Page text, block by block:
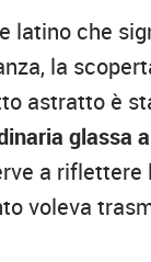
che
la
astratto è
glassa
a
voleva